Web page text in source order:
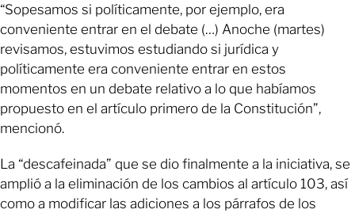
“Sopesamos si políticamente, por ejemplo, era
conveniente entrar en el debate (…) Anoche (martes)
revisamos, estuvimos estudiando si jurídica y
políticamente era conveniente entrar en estos
momentos en un debate relativo a lo que habíamos
propuesto en el artículo primero de la Constitución”,
mencionó.
La “descafeinada” que se dio finalmente a la iniciativa, se
amplió a la eliminación de los cambios al artículo 103, así
como a modificar las adiciones a los párrafos de los